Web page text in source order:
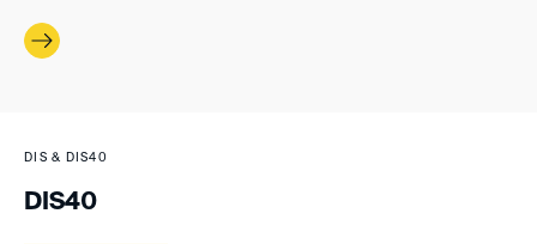
DIS & DIS40
DIS40